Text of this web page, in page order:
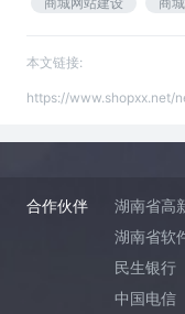
本文链接:
https://www.shopxx.net/
合作伙伴
湖南省高
湖南省软
民生银行
中国电信